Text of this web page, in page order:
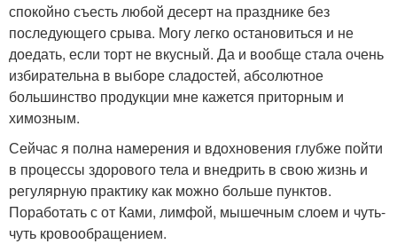
спокойно съесть любой десерт на празднике без
последующего срыва. Могу легко остановиться и не
доедать, если торт не вкусный. Да и вообще стала очень
избирательна в выборе сладостей, абсолютное
большинство продукции мне кажется приторным и
химозным.
Сейчас я полна намерения и вдохновения глубже пойти
в процессы здорового тела и внедрить в свою жизнь и
регулярную практику как можно больше пунктов.
Поработать с от Ками, лимфой, мышечным слоем и чуть-
чуть кровообращением.